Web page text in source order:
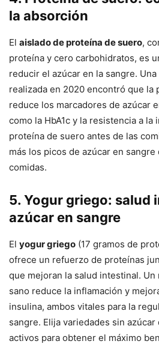
la absorción
El aislado de proteína de suero,
proteína y cero carbohidratos, es
reducir el azúcar en la sangre.
realizada en 2020 encontró que la
reduce los marcadores de azúcar
como la HbA1c y la resistencia a la
proteína de suero antes de las
más los picos de azúcar en sangre
comidas.
5. Yogur griego: salud
azúcar en sangre
El yogur griego (17 gramos de
ofrece un refuerzo de proteínas
que mejoran la salud intestinal.
sano reduce la inflamación y
insulina, ambos vitales para la
sangre. Elija variedades sin
activos para obtener el máximo